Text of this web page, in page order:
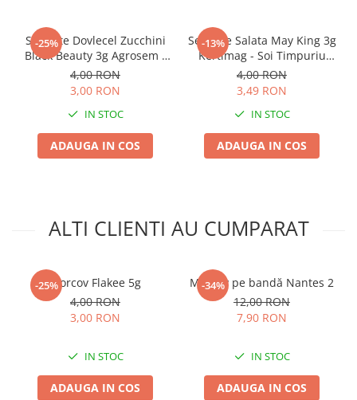
Motofierastrau / Drujba
Pila motofierastrau / drujba
Plasa de umbrire
Plase plante
Vinificatie
Lichidare STOC
Acumulatori si Incarcatoare
Baros / Ciocan / Topor
-25%
Seminte Dovlecel Zucchini
Black Beauty 3g Agrosem -
Dovlecel Verde Inchis
4,00 RON
3,00 RON
IN STOC
ADAUGA IN COS
-13%
Seminte Salata May King 3g
Kertimag - Soi Timpuriu
Regele Mai
4,00 RON
3,49 RON
IN STOC
ADAUGA IN COS
ALTI CLIENTI AU CUMPARAT
-25%Morcov Flakee 5g
4,00 RON
3,00 RON
IN STOC
ADAUGA IN COS
-34%
Morcov pe bandă Nantes 2
12,00 RON
7,90 RON
IN STOC
ADAUGA IN COS